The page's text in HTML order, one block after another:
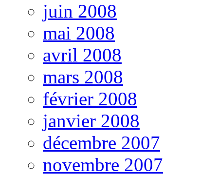
juin 2008
mai 2008
avril 2008
mars 2008
février 2008
janvier 2008
décembre 2007
novembre 2007